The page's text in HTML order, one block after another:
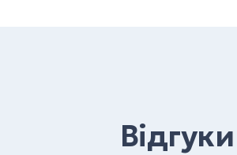
Відгуки